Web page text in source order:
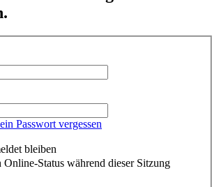
Passwort vergessen
bleiben
Online-Status während dieser Sitzung